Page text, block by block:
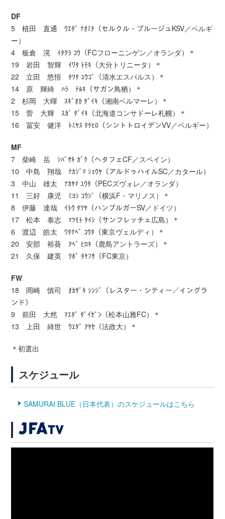
DF
5 植田 直通 ｳｴﾀﾞ ﾅｵﾐﾁ（セルクル・ブルージュKSV／ベルギ
ー）
4 板倉 滉 ｲﾀｸﾗ ｺｳ（FCフローニンゲン／オランダ）＊
19 岩田 智輝 ｲﾜﾀ ﾄﾓｷ（大分トリニータ）＊
22 立田 悠悟 ﾀﾂﾀ ﾕｳｺﾞ（清水エスパルス）＊
14 原 輝綺 ﾊﾗ ﾃﾙｷ（サガン鳥栖）＊
2 杉岡 大暉 ｽｷﾞｵｶ ﾀﾞｲｷ（湘南ベルマーレ）＊
15 菅 大輝 ｽｶﾞ ﾀﾞｲｷ（北海道コンサドーレ札幌）＊
16 冨安 健洋 ﾄﾐﾔｽ ﾀｹﾋﾛ（シントトロイデンVV／ベルギー）
MF
7 柴崎 岳 ｼﾊﾞｻｷ ｶﾞｸ（ヘタフェCF／スペイン）
10 中島 翔哉 ﾅｶｼﾞﾏ ｼｮｳﾔ（アルドゥハイルSC／カタール）
3 中山 雄太 ﾅｶﾔﾏ ﾕｳﾀ（PECズヴォレ／オランダ）
11 三好 康児 ﾐﾖｼ ｺｳｼﾞ（横浜F・マリノス）＊
8 伊藤 達哉 ｲﾄｳ ﾀﾂﾔ（ハンブルガーSV／ドイツ）
17 松本 泰志 ﾏﾂﾓﾄ ﾀｲｼ（サンフレッチェ広島）＊
6 渡辺 皓太 ﾜﾀﾅﾍﾞ ｺｳﾀ（東京ヴェルディ）＊
20 安部 裕葵 ｱﾍﾞ ﾋﾛｷ（鹿島アントラーズ）＊
21 久保 建英 ｸﾎﾞ ﾀｹﾌｻ（FC東京）
FW
18 岡崎 慎司 ｵｶｻﾞｷ ｼﾝｼﾞ（レスター・シティー／イングラ
ンド）
9 前田 大然 ﾏｴﾀﾞ ﾀﾞｲｾﾞﾝ（松本山雅FC）＊
13 上田 綺世 ｳｴﾀﾞ ｱﾔｾ（法政大）＊
＊初選出
スケジュール
SAMURAI BLUE（日本代表）のスケジュールはこちら